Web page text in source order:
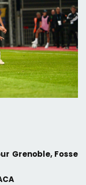
Grenoble, Fosse